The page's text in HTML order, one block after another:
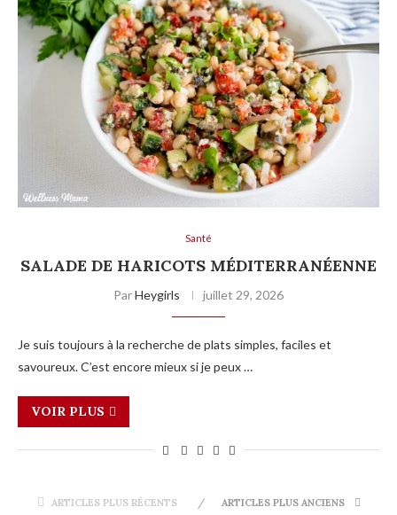
Santé
SALADE DE HARICOTS MÉDITERRANÉENNE
ParHeygirls juillet 29, 2026
Je suis toujours à la recherche de plats simples, faciles et
savoureux. C’est encore mieux si je peux …
VOIR PLUS
ARTICLES PLUS RÉCENTS ARTICLES PLUS ANCIENS